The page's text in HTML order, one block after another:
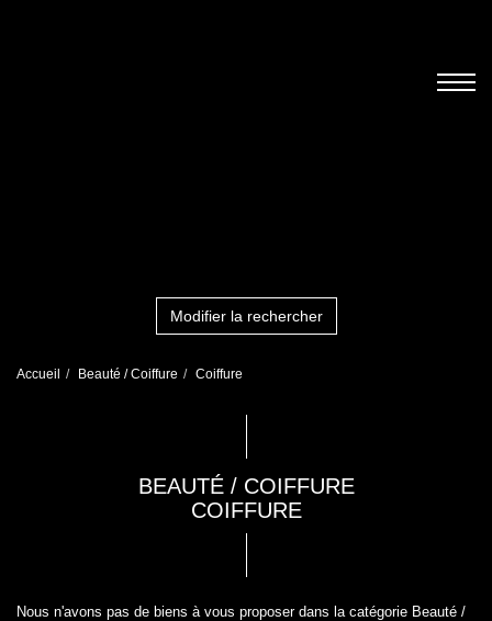
Modifier la rechercher
Accueil Beauté / Coiffure Coiffure
BEAUTÉ / COIFFURE
COIFFURE
Nous n'avons pas de biens à vous proposer dans la catégorie Beauté /